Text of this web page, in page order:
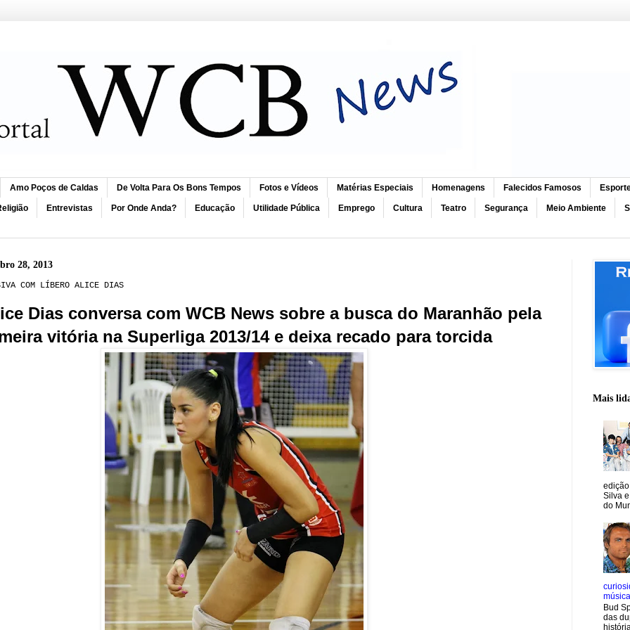
Amo Poços de Caldas De Volta Para Os Bons Tempos Fotos e Vídeos Matérias Especiais Homenagens Falecidos Famosos
Entrevistas Por Onde Anda? Educação Utilidade Pública Emprego Cultura Teatro Segurança Meio Ambiente
28, 2013
COM LÍBERO ALICE DIAS
Dias conversa com WCB News sobre a busca do Maranhão pela
vitória na Superliga 2013/14 e deixa recado para torcida
Mais
Silva
do
Bud
das